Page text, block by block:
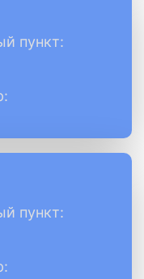
пункт:
пункт: